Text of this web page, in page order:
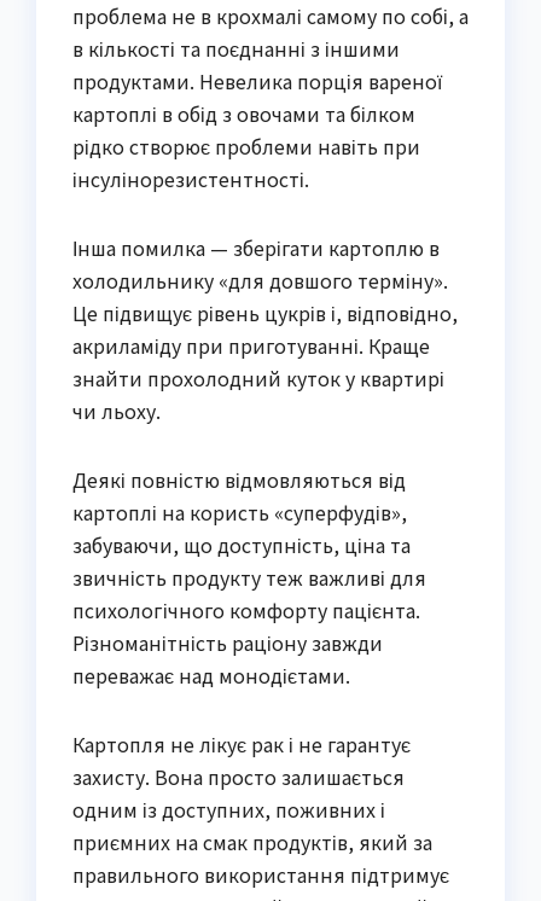
проблема не в крохмалі самому по собі, а
в кількості та поєднанні з іншими
продуктами. Невелика порція вареної
картоплі в обід з овочами та білком
рідко створює проблеми навіть при
інсулінорезистентності.
Інша помилка — зберігати картоплю в
холодильнику «для довшого терміну».
Це підвищує рівень цукрів і, відповідно,
акриламіду при приготуванні. Краще
знайти прохолодний куток у квартирі
чи льоху.
Деякі повністю відмовляються від
картоплі на користь «суперфудів»,
забуваючи, що доступність, ціна та
звичність продукту теж важливі для
психологічного комфорту пацієнта.
Різноманітність раціону завжди
переважає над монодієтами.
Картопля не лікує рак і не гарантує
захисту. Вона просто залишається
одним із доступних, поживних і
приємних на смак продуктів, який за
правильного використання підтримує